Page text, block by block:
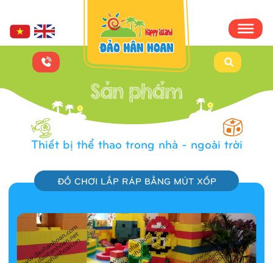
Thiết bị thể thao trong nhà - ngoài trời
ĐỒ CHƠI LẮP RÁP BẰNG MÚT XỐP